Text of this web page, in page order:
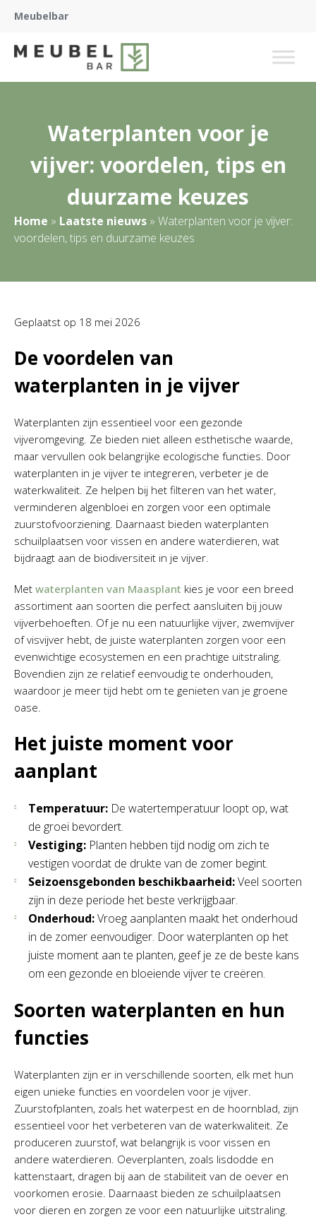
Meubelbar
Waterplanten voor je
vijver: voordelen, tips en
duurzame keuzes
Home » Laatste nieuws » Waterplanten voor je vijver:
voordelen, tips en duurzame keuzes
Geplaatst op 18 mei 2026
De voordelen van
waterplanten in je vijver
Waterplanten zijn essentieel voor een gezonde
vijveromgeving. Ze bieden niet alleen esthetische waarde,
maar vervullen ook belangrijke ecologische functies. Door
waterplanten in je vijver te integreren, verbeter je de
waterkwaliteit. Ze helpen bij het filteren van het water,
verminderen algenbloei en zorgen voor een optimale
zuurstofvoorziening. Daarnaast bieden waterplanten
schuilplaatsen voor vissen en andere waterdieren, wat
bijdraagt aan de biodiversiteit in je vijver.
Met waterplanten van Maasplant kies je voor een breed
assortiment aan soorten die perfect aansluiten bij jouw
vijverbehoeften. Of je nu een natuurlijke vijver, zwemvijver
of visvijver hebt, de juiste waterplanten zorgen voor een
evenwichtige ecosystemen en een prachtige uitstraling.
Bovendien zijn ze relatief eenvoudig te onderhouden,
waardoor je meer tijd hebt om te genieten van je groene
oase.
Het juiste moment voor
aanplant
Temperatuur: De watertemperatuur loopt op, wat
de groei bevordert.
Vestiging: Planten hebben tijd nodig om zich te
vestigen voordat de drukte van de zomer begint.
Seizoensgebonden beschikbaarheid:Veel soorten
zijn in deze periode het beste verkrijgbaar.
Onderhoud:Vroeg aanplanten maakt het onderhoud
in de zomer eenvoudiger. Door waterplanten op het
juiste moment aan te planten, geef je ze de beste kans
om een gezonde en bloeiende vijver te creëren.
Soorten waterplanten en hun
functies
Waterplanten zijn er in verschillende soorten, elk met hun
eigen unieke functies en voordelen voor je vijver.
Zuurstofplanten, zoals het waterpest en de hoornblad, zijn
essentieel voor het verbeteren van de waterkwaliteit. Ze
produceren zuurstof, wat belangrijk is voor vissen en
andere waterdieren. Oeverplanten, zoals lisdodde en
kattenstaart, dragen bij aan de stabiliteit van de oever en
voorkomen erosie. Daarnaast bieden ze schuilplaatsen
voor dieren en zorgen ze voor een natuurlijke uitstraling.